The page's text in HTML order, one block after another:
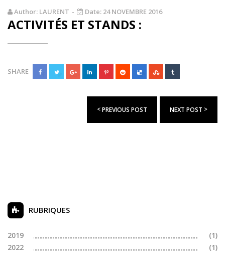
Author: LAURENT - Date: 24 NOVEMBRE 2016
ACTIVITÉS ET STANDS :
SHARE
<PREVIOUS POST NEXT POST >
RUBRIQUES
2019
(1)
2022
(1)